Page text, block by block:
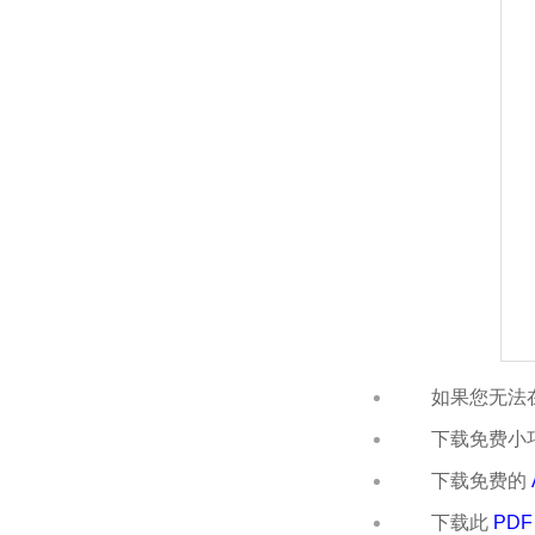
如果您无法
下载免费小
下载免费的
下载此